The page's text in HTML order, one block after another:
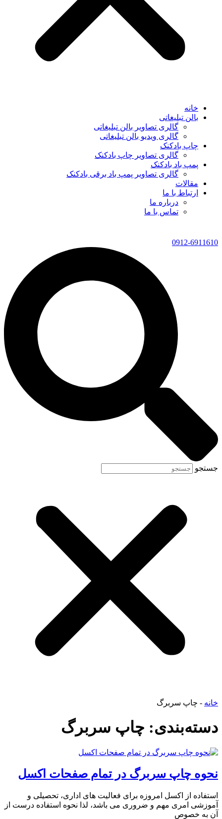
خانه
بالن تبلیغاتی
گالری تصاویر بالن تبلیغاتی
گالری ویدیو بالن تبلیغاتی
چاپ بادکنک
گالری تصاویر چاپ بادکنک
پمپ باد بادکنک
گالری تصاویر پمپ باد برقی بادکنک
مقالات
ارتباط با ما
درباره ما
تماس با ما
0912-6911610
جستجو
خانه - چاپ سربرگ
دسته‌بندی: چاپ سربرگ
نحوه چاپ سربرگ در تمام صفحات اکسل
استفاده از اکسل امروزه برای فعالیت های اداری، تحصیلی و
آموزشی امری مهم و ضروری می باشد، لذا نحوه استفاده درست از
آن به خصوص